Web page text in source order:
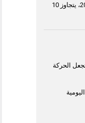
إنتاج القمح في مصر خلال موسم 2026، يتجاوز 10
الحركة